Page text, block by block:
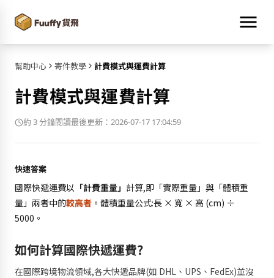
幫助中心 寄件教學 計費模式與運費計算
計費模式與運費計算
約 3 分鐘閱讀最後更新：2026-07-17 17:04:59
快速答案
國際快遞運費以 「計費重量」 計算,即「實際重量」與「體積重
量」兩者中的較高者 。體積重量公式:長 × 寬 × 高 (cm) ÷
5000。
如何計算國際快遞運費?
在國際跨境物流領域,各大快遞品牌(如 DHL、UPS、FedEx)並沒